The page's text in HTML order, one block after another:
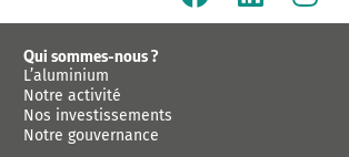
Qui sommes-nous ?
L’aluminium
Notre activité
Nos investissements
Notre gouvernance